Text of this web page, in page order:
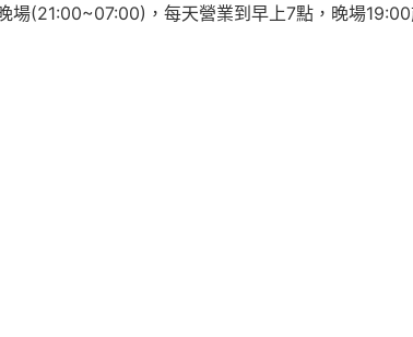
場(21:00~07:00)，每天營業到早上7點，晚場19:00